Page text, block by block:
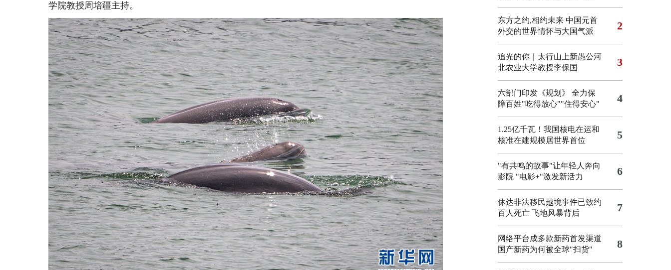
学院教授周培疆主持。
东方之约,相约未来 中国元首
外交的世界情怀与大国气派
2
追光的你｜太行山上新愚公河
北农业大学教授李保国
3
六部门印发《规划》 全力保
障百姓"吃得放心""住得安心"
4
1.25亿千瓦！我国核电在运和
核准在建规模居世界首位
5
"有共鸣的故事"让年轻人奔向
影院 "电影+"激发新活力 6
休达非法移民越境事件已致约
百人死亡 飞地风暴背后 7
网络平台成多款新药首发渠道
国产新药为何被全球"扫货"
8